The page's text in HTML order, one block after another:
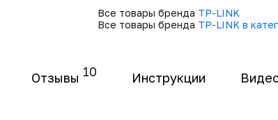
Все товары бренда TP-LINK
Все товары бренда TP-LINK в
Отзывы 10 Инструкции